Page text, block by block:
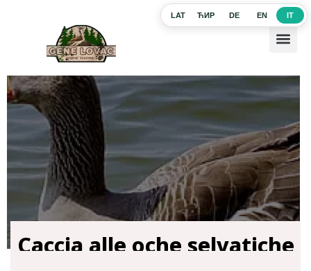
LAT ЋИР DE EN IT
Caccia alle oche selvatiche